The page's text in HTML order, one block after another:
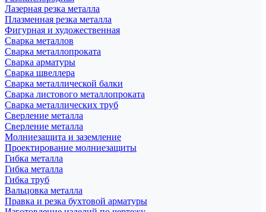
Лазерная резка металла
Плазменная резка металла
Фигурная и художественная
Сварка металлов
Сварка металлопроката
Сварка арматуры
Сварка швеллера
Сварка металлической балки
Сварка листового металлопроката
Сварка металлических труб
Сверление металла
Сверление металла
Молниезащита и заземление
Проектирование молниезащиты
Гибка металла
Гибка металла
Гибка труб
Вальцовка металла
Правка и резка бухтовой арматуры